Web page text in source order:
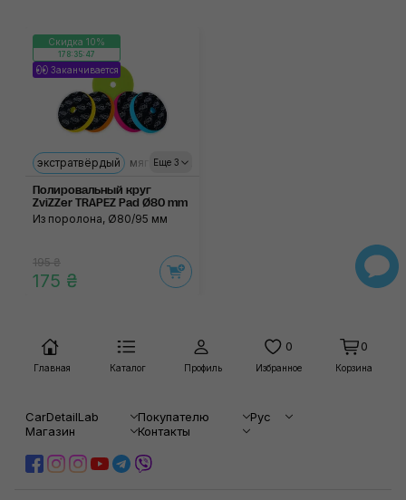
Скидка 10%
178:35:47
Заканчивается
Еще 3
экстратвёрдый мягкий ультрамягкий
Полировальный круг
ZviZZer TRAPEZ Pad Ø80 mm
Из поролона, Ø80/95 мм
195 ₴
175 ₴
Главная Каталог Профиль
0
Избранное
0
Корзина
CarDetailLab Покупателю
Рус
Магазин
Контакты